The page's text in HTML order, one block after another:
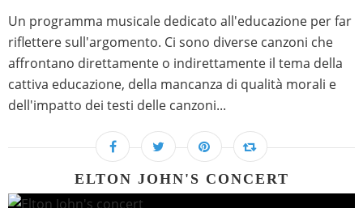
Un programma musicale dedicato all'educazione per far
riflettere sull'argomento. Ci sono diverse canzoni che
affrontano direttamente o indirettamente il tema della
cattiva educazione, della mancanza di qualità morali e
dell'impatto dei testi delle canzoni...
ELTON JOHN'S CONCERT